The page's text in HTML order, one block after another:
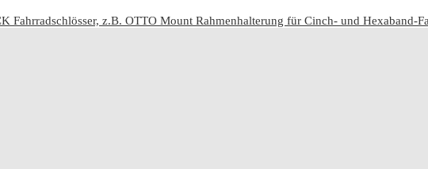
Fahrradschlösser, z.B. OTTO Mount Rahmenhalterung für Cinch- und Hexaband-